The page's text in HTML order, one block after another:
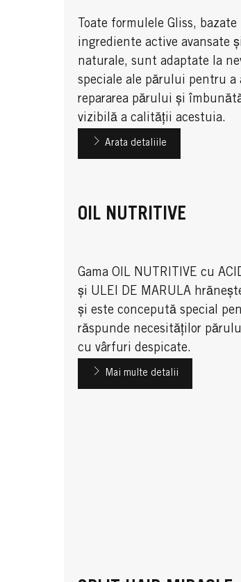
Toate formulele Gliss, bazate
ingrediente active avansate
naturale, sunt adaptate la
speciale ale părului pentru a
repararea părului și
vizibilă a calității acestuia.
Arata detaliile
OIL NUTRITIVE
Gama OIL NUTRITIVE cu
și ULEI DE MARULA
și este concepută special
răspunde necesităților
cu vârfuri despicate.
Mai multe detalii